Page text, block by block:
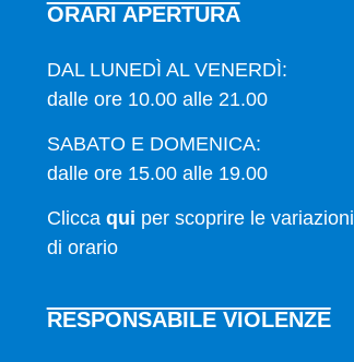
ORARI APERTURA
DAL LUNEDÌ AL VENERDÌ:
dalle ore 10.00 alle 21.00
SABATO E DOMENICA:
dalle ore 15.00 alle 19.00
Clicca qui per scoprire le variazioni
di orario
RESPONSABILE VIOLENZE